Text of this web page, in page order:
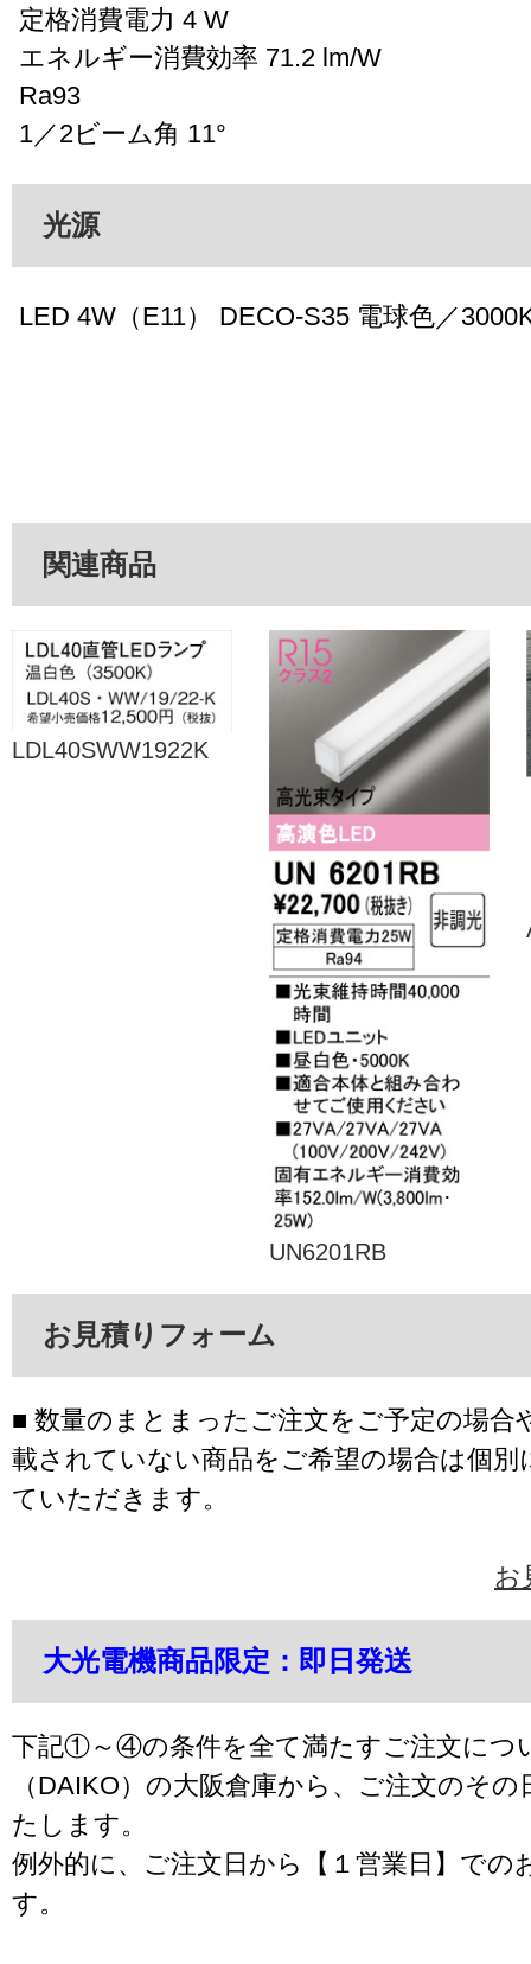
定格消費電力 4 W
エネルギー消費効率 71.2 lm/W
Ra93
1／2ビーム角 11°
光源
LED 4W（E11） DECO-S35 電球色／
関連商品
LDL40SWW1922K
UN6201RB
お見積りフォーム
■ 数量のまとまったご注文をご予定の場合
載されていない商品をご希望の場合は個別
ていただきます。
お
大光電機商品限定：即日発送
下記①～④の条件を全て満たすご注文につ
（DAIKO）の大阪倉庫から、ご注文のそ
たします。
例外的に、ご注文日から【１営業日】での
す。